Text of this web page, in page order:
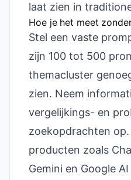
laat zien in
Hoe je het meet
Stel een vaste
zijn 100 tot 500
themacluster
zien. Neem
vergelijkings- en
zoekopdrachten
producten zoals
Gemini en Google